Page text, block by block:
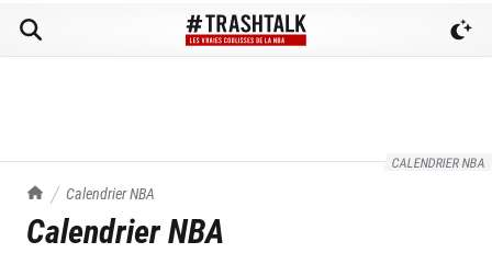
CALENDRIER NBA
TrashTalk Actu NBA
Calendrier NBA
Calendrier NBA